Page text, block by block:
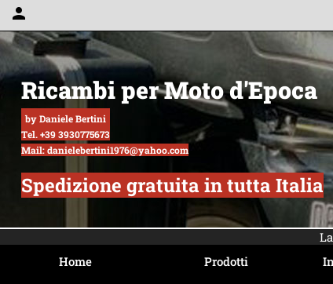
person
Ricambi per Moto d'Epoca
by Daniele Bertini
Tel. +39 3930775673
Mail: danielebertini1976@yahoo.com
Spedizione gratuita in tutta Italia
Home
Prodotti